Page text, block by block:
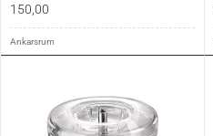
150,00
Ankarsrum